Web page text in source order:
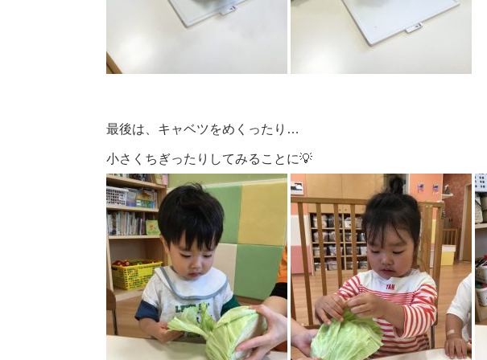
最後は、キャベツをめくったり…
小さくちぎったりしてみることに💡